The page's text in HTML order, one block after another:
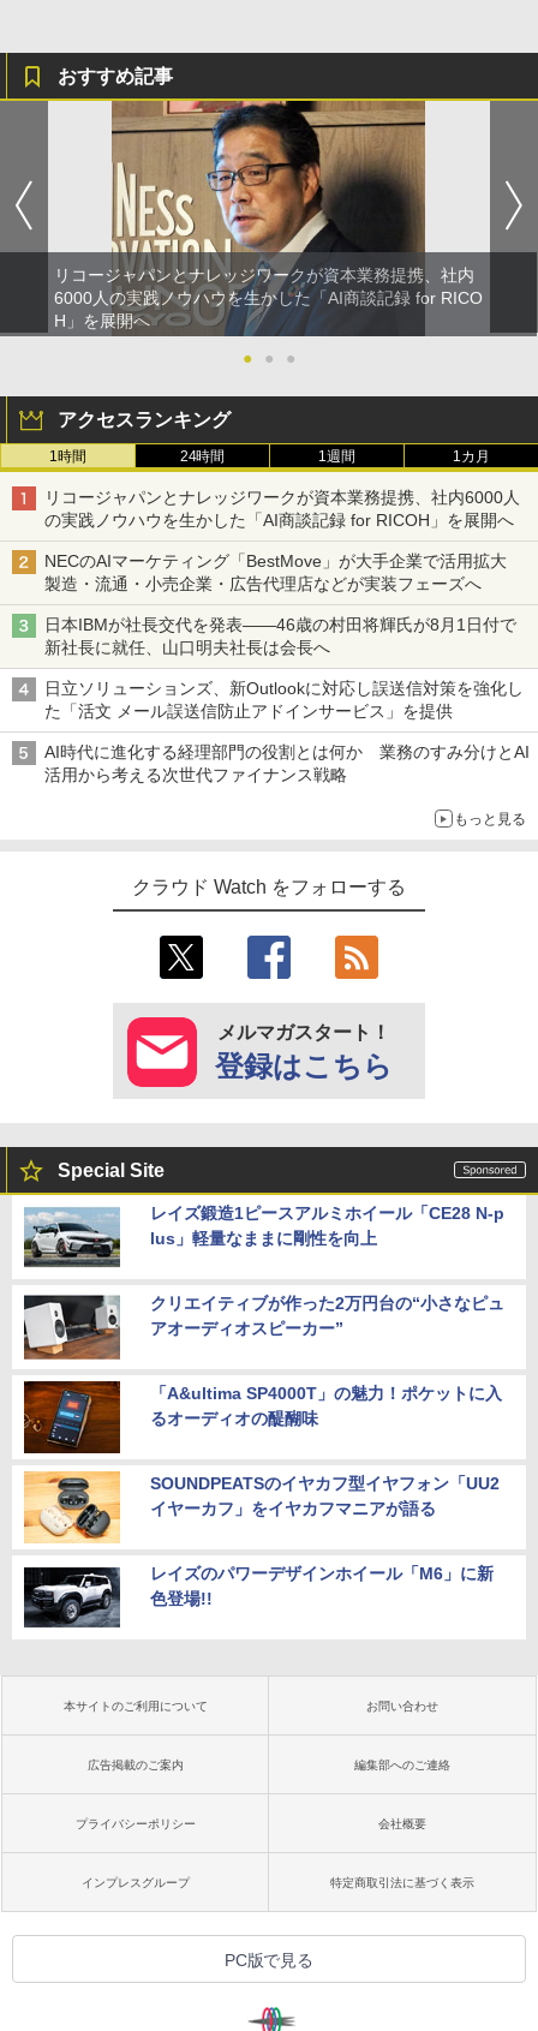
おすすめ記事
リコージャパンとナレッジワークが資本業務提携、社内
6000人の実践ノウハウを生かした「AI商談記録 for RICO
H」を展開へ
●
● ●
アクセスランキング
1時間 24時間 1週間 1カ月
リコージャパンとナレッジワークが資本業務提携、社内6000人
の実践ノウハウを生かした「AI商談記録 for RICOH」を展開へ
NECのAIマーケティング「BestMove」が大手企業で活用拡大
製造・流通・小売企業・広告代理店などが実装フェーズへ
日本IBMが社長交代を発表――46歳の村田将輝氏が8月1日付で
新社長に就任、山口明夫社長は会長へ
日立ソリューションズ、新Outlookに対応し誤送信対策を強化し
た「活文 メール誤送信防止アドインサービス」を提供
AI時代に進化する経理部門の役割とは何か 業務のすみ分けとAI
活用から考える次世代ファイナンス戦略
もっと見る
クラウド Watch をフォローする
メルマガスタート！
登録はこちら
Special Site
レイズ鍛造1ピースアルミホイール「CE28 N-p
lus」軽量なままに剛性を向上
クリエイティブが作った2万円台の“小さなピュ
アオーディオスピーカー”
「A&ultima SP4000T」の魅力！ポケットに入
るオーディオの醍醐味
SOUNDPEATSのイヤカフ型イヤフォン「UU2
イヤーカフ」をイヤカフマニアが語る
レイズのパワーデザインホイール「M6」に新
色登場!!
本サイトのご利用について お問い合わせ
広告掲載のご案内 編集部へのご連絡
プライバシーポリシー 会社概要
インプレスグループ 特定商取引法に基づく表示
PC版で見る